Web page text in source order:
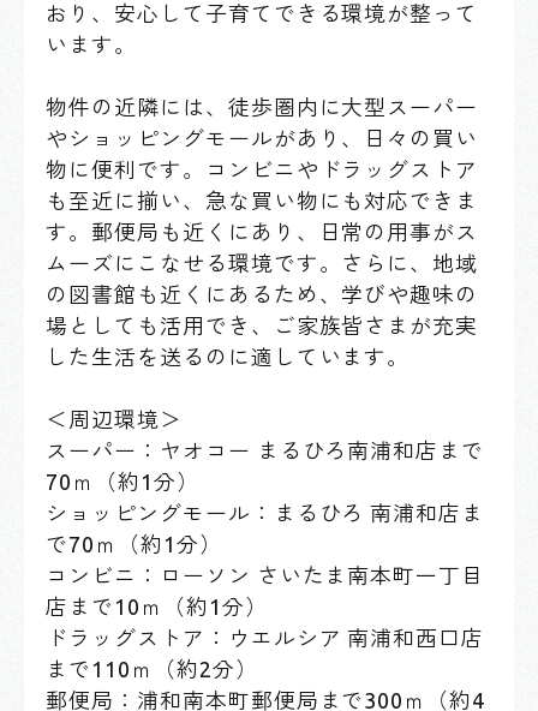
おり、安心して子育てできる環境が整って
います。
物件の近隣には、徒歩圏内に大型スーパー
やショッピングモールがあり、日々の買い
物に便利です。コンビニやドラッグストア
も至近に揃い、急な買い物にも対応できま
す。郵便局も近くにあり、日常の用事がス
ムーズにこなせる環境です。さらに、地域
の図書館も近くにあるため、学びや趣味の
場としても活用でき、ご家族皆さまが充実
した生活を送るのに適しています。
＜周辺環境＞
スーパー：ヤオコー まるひろ南浦和店まで
70ｍ（約1分）
ショッピングモール：まるひろ 南浦和店ま
で70ｍ（約1分）
コンビニ：ローソン さいたま南本町一丁目
店まで10ｍ（約1分）
ドラッグストア：ウエルシア 南浦和西口店
まで110ｍ（約2分）
郵便局：浦和南本町郵便局まで300ｍ（約4